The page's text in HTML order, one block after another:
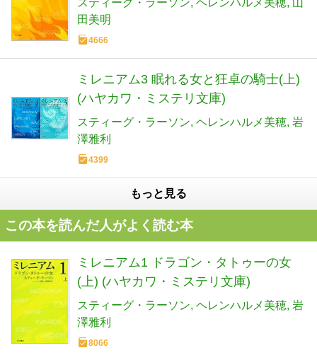
スティーグ・ラーソン ヘレンハルメ美穂 山
田美明
4666
ミレニアム3 眠れる女と狂卓の騎士(上)
(ハヤカワ・ミステリ文庫)
スティーグ・ラーソン ヘレンハルメ美穂 岩
澤雅利
4399
もっと見る
この本を読んだ人がよく読む本
ミレニアム1 ドラゴン・タトゥーの女
(上) (ハヤカワ・ミステリ文庫)
スティーグ・ラーソン ヘレンハルメ美穂 岩
澤雅利
8066